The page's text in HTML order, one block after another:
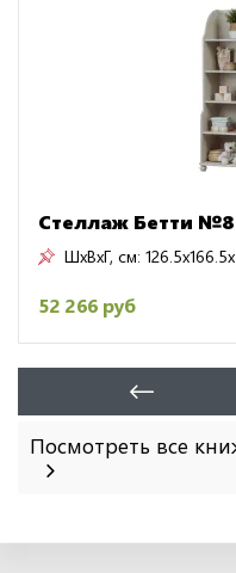
Стеллаж Бетти №8
ШxВxГ, см:
52 266 руб
Посмотреть все